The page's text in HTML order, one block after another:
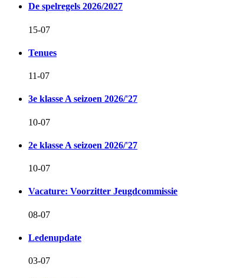
De spelregels 2026/2027
15-07
Tenues
11-07
3e klasse A seizoen 2026/'27
10-07
2e klasse A seizoen 2026/'27
10-07
Vacature: Voorzitter Jeugdcommissie
08-07
Ledenupdate
03-07